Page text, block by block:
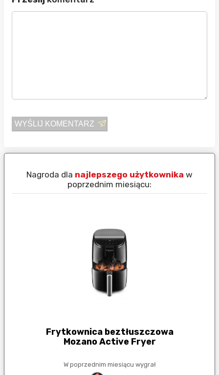
WYŚLIJ KOMENTARZ
Nagroda dla najlepszego użytkownika w
poprzednim miesiącu:
Frytkownica beztłuszczowa
Mozano Active Fryer
W poprzednim miesiącu wygrał